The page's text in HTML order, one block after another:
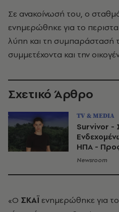
Σε ανακοίνωσή του, ο
ενημερώθηκε για το
λύπη και τη συμπαράστασή
συμμετέχοντα και την
Σχετικό Άρθρο
TV & MEDIA
Survivor -
ΗΠΑ - Προς
Newsroom
«Ο ΣΚΑΪ ενημερώθηκε για